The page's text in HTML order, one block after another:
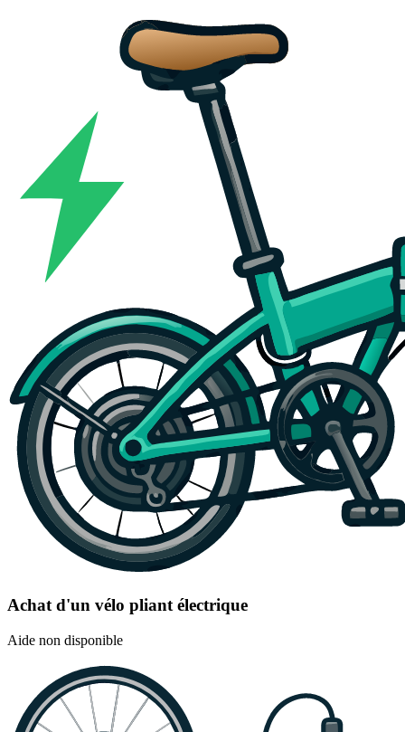
Achat d'un vélo pliant électrique
Aide non disponible